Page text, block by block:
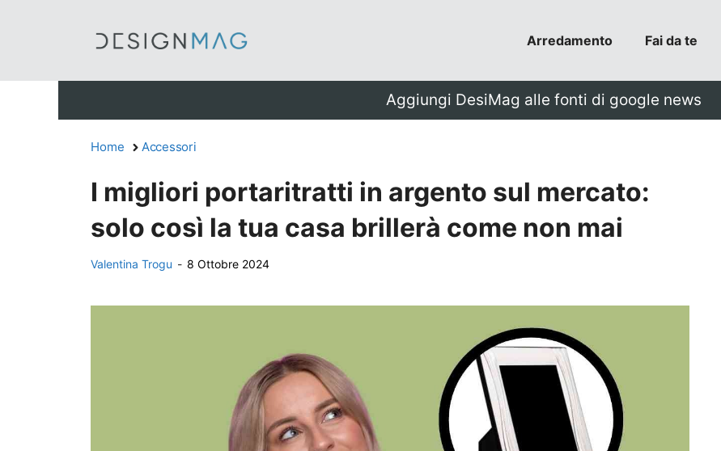
Arredamento Fai da te
Aggiungi DesiMag alle fonti di google news
Home Accessori
I migliori portaritratti in argento sul mercato:
solo così la tua casa brillerà come non mai
Valentina Trogu - 8 Ottobre 2024